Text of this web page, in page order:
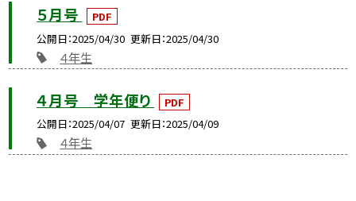
５月号
PDF
公開日 2025/04/30 更新日 2025/04/30
４年生
４月号 学年便り
PDF
公開日 2025/04/07 更新日 2025/04/09
４年生